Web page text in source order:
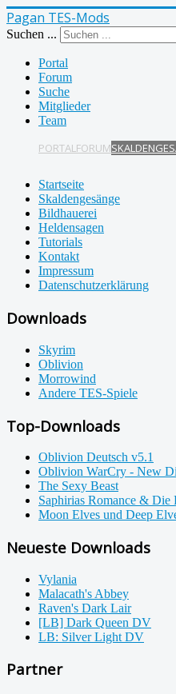
Pagan TES-Mods
Suchen ...
Portal
Forum
Suche
Mitglieder
Team
PORTALFORUM
Startseite
Skaldengesänge
Bildhauerei
Heldensagen
Tutorials
Kontakt
Impressum
Datenschutzerklärung
Downloads
Skyrim
Oblivion
Morrowind
Andere TES-Spiele
Top-Downloads
Oblivion Deutsch v5.1
Oblivion WarCry - New
The Sexy Beast
Saphirias Romance & Die
Moon Elves und Deep
Neueste Downloads
Vylania
Malacath's Abbey
Raven's Dark Lair
[LB] Dark Queen DV
LB: Silver Light DV
Partner